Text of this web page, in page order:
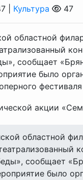
| Культура 47
областной
сообщает
было
акции
областной
сообщает
было